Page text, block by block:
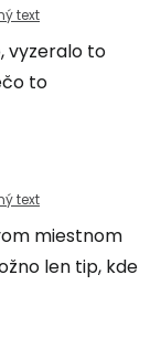
text
vyzeralo to
to
text
miestnom
len tip, kde